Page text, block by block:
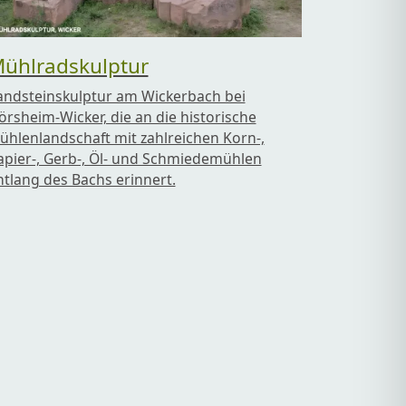
am Wickerbach bei
Wicker, die an die historische
mit zahlreichen Korn-,
, Gerb-, Öl- und Schmiedemühlen
des Bachs erinnert.